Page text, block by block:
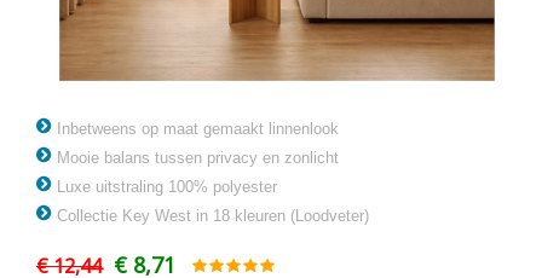
Inbetweens op maat gemaakt linnenlook
Mooie balans tussen privacy en zonlicht
Luxe uitstraling 100% polyester
Collectie Key West in 18 kleuren (Loodveter)
€ 12,44 € 8,71